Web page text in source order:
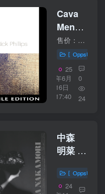
(Live
on Fall
In
Love
With
You
Again
Tour
／
16bit】
Cava
Menzies
Nick
Phillips
–
Moment
To
Moment
售价：20美元 购买链接：https://bluecoastmusic.com/cava-menzies-nick-phillips/moment-to-moment 01 - Fire and Rain02 - Little Brother03 - Finding The Way Out04 - We Kiss In A Shadow0...
〖OppsUplus
25
年6月
16日
17:40
0
24
中森
明菜 –
(+1; オ
リジナ
〖OppsUplus
24